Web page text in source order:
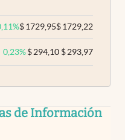
%$1729,95$1729,22
0,23% $294,10 $293,97
de Información